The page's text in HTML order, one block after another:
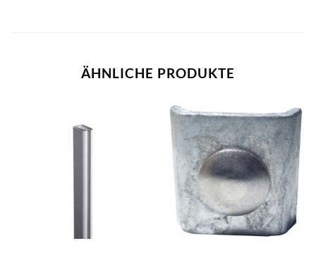
ÄHNLICHE PRODUKTE